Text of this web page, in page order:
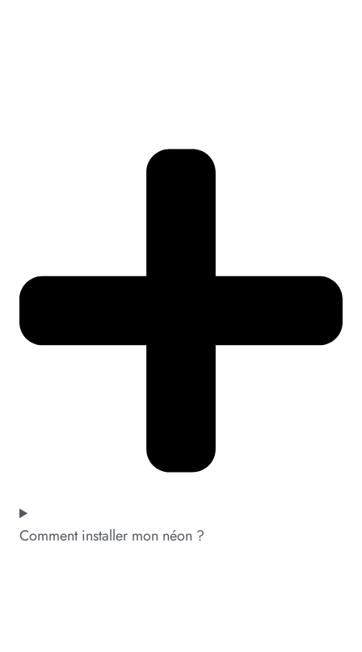
Comment installer mon néon ?